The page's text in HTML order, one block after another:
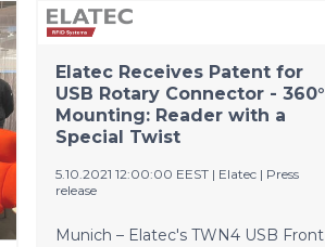
Elatec Receives Patent for
USB Rotary Connector - 360°
Mounting: Reader with a
Special Twist
5.10.2021 12:00:00 EEST | Elatec | Press
release
Munich – Elatec's TWN4 USB Front